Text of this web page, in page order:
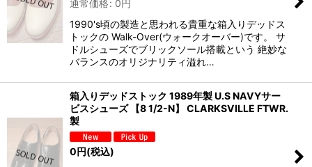
通常価格: 0円
1990's頃の製造と思われる貴重な箱入りデッドス
トックの Walk-Over(ウォークオーバー)です。 サ
ドルシューズでブリックソール搭載という 絶妙な
バランスのオリジナリティ溢れ…
箱入りデッドストック 1989年製 U.S NAVYサー
ビスシューズ 【8 1/2-N】 CLARKSVILLE FTWR.
製
0円(税込)